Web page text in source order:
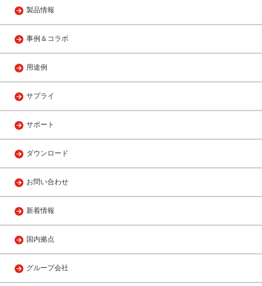
製品情報
事例＆コラボ
用途例
サプライ
サポート
ダウンロード
お問い合わせ
新着情報
国内拠点
グループ会社